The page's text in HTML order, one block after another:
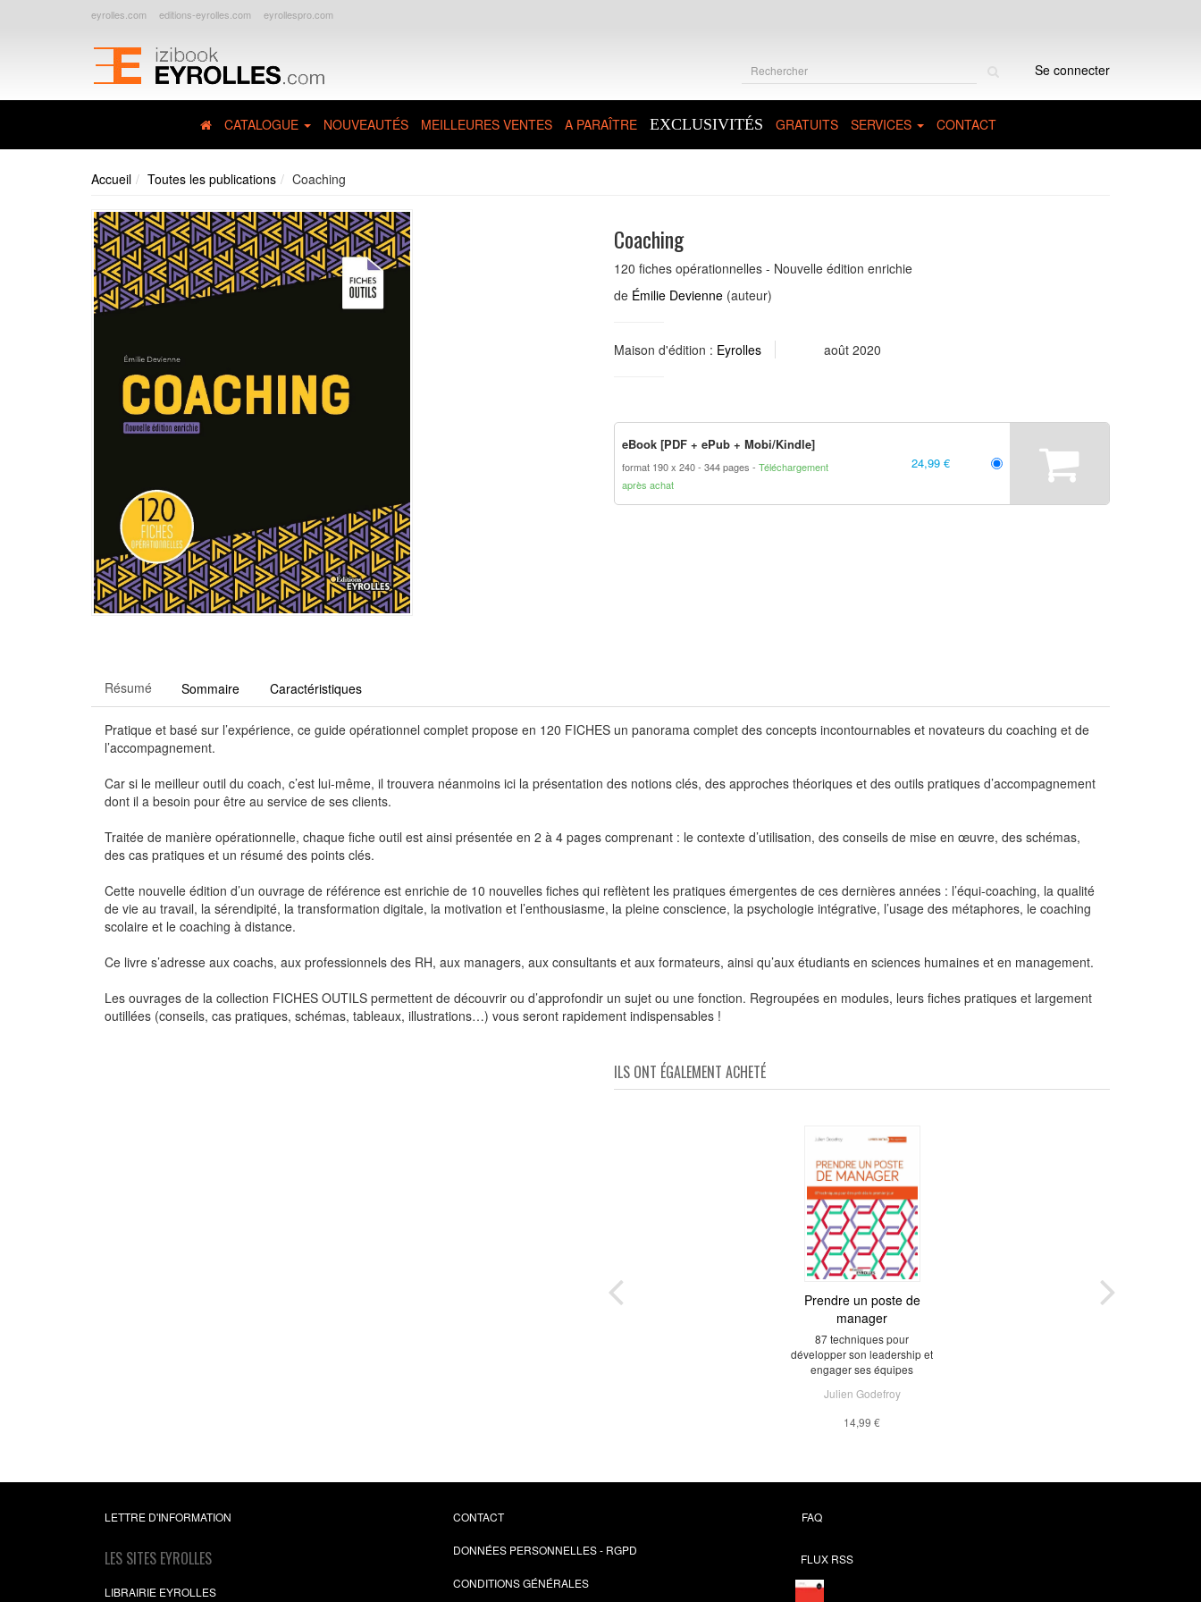
eyrolles.com editions-eyrolles.com eyrollespro.com
Se connecter
CATALOGUE NOUVEAUTÉS MEILLEURES VENTES A PARAÎTRE EXCLUSIVITÉS GRATUITS SERVICES CONTACT
Accueil Toutes les publications Coaching
Coaching
120 fiches opérationnelles - Nouvelle édition enrichie
de Émilie Devienne (auteur)
Maison d'édition : Eyrolles août 2020
eBook [PDF + ePub + Mobi/Kindle]
format 190 x 240 344 pages
Téléchargement
après achat
24,99 €
Résumé Sommaire Caractéristiques
Pratique et basé sur l’expérience, ce guide opérationnel complet propose en 120 FICHES un panorama complet des concepts incontournables et novateurs du coaching et de
l’accompagnement.
Car si le meilleur outil du coach, c’est lui-même, il trouvera néanmoins ici la présentation des notions clés, des approches théoriques et des outils pratiques d’accompagnement
dont il a besoin pour être au service de ses clients.
Traitée de manière opérationnelle, chaque fiche outil est ainsi présentée en 2 à 4 pages comprenant : le contexte d’utilisation, des conseils de mise en œuvre, des schémas,
des cas pratiques et un résumé des points clés.
Cette nouvelle édition d’un ouvrage de référence est enrichie de 10 nouvelles fiches qui reflètent les pratiques émergentes de ces dernières années : l’équi-coaching, la qualité
de vie au travail, la sérendipité, la transformation digitale, la motivation et l’enthousiasme, la pleine conscience, la psychologie intégrative, l’usage des métaphores, le coaching
scolaire et le coaching à distance.
Ce livre s’adresse aux coachs, aux professionnels des RH, aux managers, aux consultants et aux formateurs, ainsi qu’aux étudiants en sciences humaines et en management.
Les ouvrages de la collection FICHES OUTILS permettent de découvrir ou d’approfondir un sujet ou une fonction. Regroupées en modules, leurs fiches pratiques et largement
outillées (conseils, cas pratiques, schémas, tableaux, illustrations…) vous seront rapidement indispensables !
ILS ONT ÉGALEMENT ACHETÉ
Prendre un poste de
manager
87 techniques pour
développer son leadership et
engager ses équipes
Julien Godefroy
14,99 €
LETTRE D'INFORMATION
LES SITES EYROLLES
LIBRAIRIE EYROLLES
CONTACT
DONNÉES PERSONNELLES - RGPD
CONDITIONS GÉNÉRALES
FAQ
FLUX RSS